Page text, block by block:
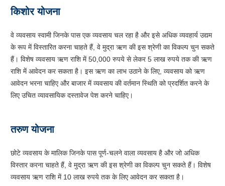
किशोर योजना
वे व्यवसाय स्वामी जिनके पास एक व्यवसाय चल रहा है और इसे अधिक व्यवहार्य उद्यम
के रूप में विस्तारित करना चाहते हैं, वे मुद्रा ऋण की इस श्रेणी का विकल्प चुन सकते
हैं। विशेष व्यवसाय ऋण राशि में 50,000 रुपये से लेकर 5 लाख रुपये तक की ऋण
राशि में आवेदन कर सकता है। इस ऋण का लाभ उठाने के लिए, व्यवसाय को ऋण
आवेदन भरना चाहिए और बाजार में व्यवसाय की वर्तमान स्थिति को प्रदर्शित करने के
लिए उचित व्यावसायिक दस्तावेज पेश करने चाहिए।
तरुण योजना
छोटे व्यवसाय के मालिक जिनके पास पूर्ण-चलने वाला व्यवसाय है और जो अधिक
विस्तार करना चाहते हैं, वे मुद्रा ऋण की इस श्रेणी का विकल्प चुन सकते हैं। विशेष
व्यवसाय ऋण राशि में 10 लाख रुपये तक के लिए आवेदन कर सकता है।